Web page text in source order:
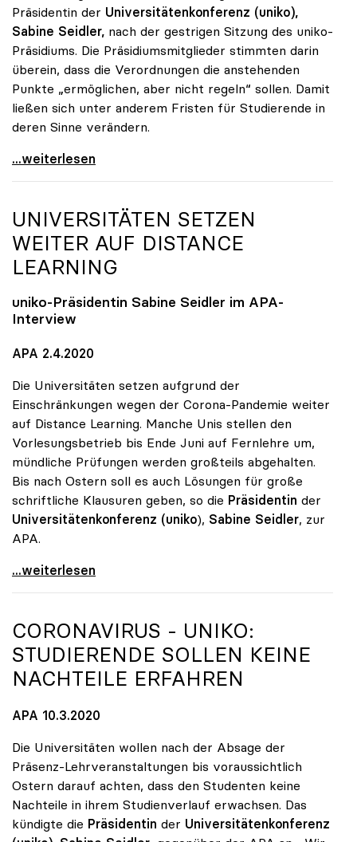
Präsidentin der Universitätenkonferenz (uniko),
Sabine Seidler, nach der gestrigen Sitzung des uniko-
Präsidiums. Die Präsidiumsmitglieder stimmten darin
überein, dass die Verordnungen die anstehenden
Punkte „ermöglichen, aber nicht regeln“ sollen. Damit
ließen sich unter anderem Fristen für Studierende in
deren Sinne verändern.
Seidler: Verordnungsermächtigung soll Handlungen
...weiterlesen
UNIVERSITÄTEN SETZEN
WEITER AUF DISTANCE
LEARNING
uniko-Präsidentin Sabine Seidler im APA-
Interview
APA 2.4.2020
Die Universitäten setzen aufgrund der
Einschränkungen wegen der Corona-Pandemie weiter
auf Distance Learning. Manche Unis stellen den
Vorlesungsbetrieb bis Ende Juni auf Fernlehre um,
mündliche Prüfungen werden großteils abgehalten.
Bis nach Ostern soll es auch Lösungen für große
schriftliche Klausuren geben, so die Präsidentin der
Universitätenkonferenz (uniko), Sabine Seidler, zur
APA.
Universitäten setzen weiter auf Distance Learning
...weiterlesen
CORONAVIRUS - UNIKO:
STUDIERENDE SOLLEN KEINE
NACHTEILE ERFAHREN
APA 10.3.2020
Die Universitäten wollen nach der Absage der
Präsenz-Lehrveranstaltungen bis voraussichtlich
Ostern darauf achten, dass den Studenten keine
Nachteile in ihrem Studienverlauf erwachsen. Das
kündigte die Präsidentin der Universitätenkonferenz